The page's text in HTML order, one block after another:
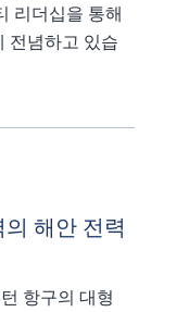
리더십을 통해
전념하고 있습
해안 전력
항구의 대형